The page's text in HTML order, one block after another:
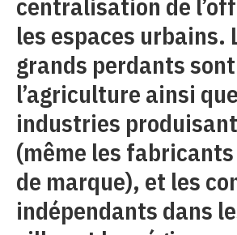
les espaces urbains.
grands perdants sont
l’agriculture ainsi
industries
(même les
de marque), et les
indépendants dans